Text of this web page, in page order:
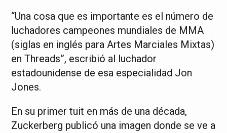
“Una cosa que es importante es el número de
luchadores campeones mundiales de MMA
(siglas en inglés para Artes Marciales Mixtas)
en Threads”, escribió al luchador
estadounidense de esa especialidad Jon
Jones.
En su primer tuit en más de una década,
Zuckerberg publicó una imagen donde se ve a